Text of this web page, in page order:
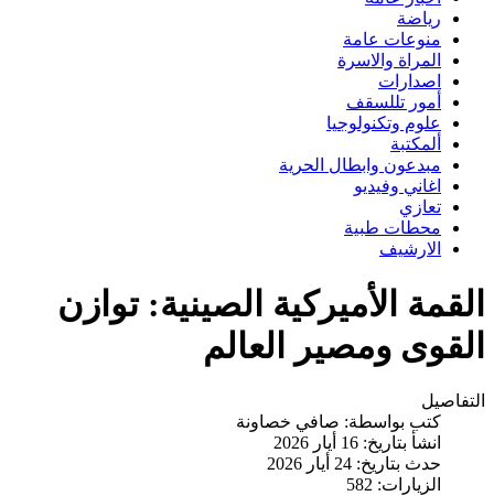
رياضة
منوعات عامة
المراة والاسرة
اصدارات
أمور تللسقف
علوم وتكنولوجيا
ألمكتبة
مبدعون وابطال الحرية
اغاني وفيديو
تعازي
محطات طبية
الارشيف
القمة الأميركية الصينية: توازن
القوى ومصير العالم
التفاصيل
كتب بواسطة: صافي خصاونة
انشأ بتاريخ: 16 أيار 2026
حدث بتاريخ: 24 أيار 2026
الزيارات: 582